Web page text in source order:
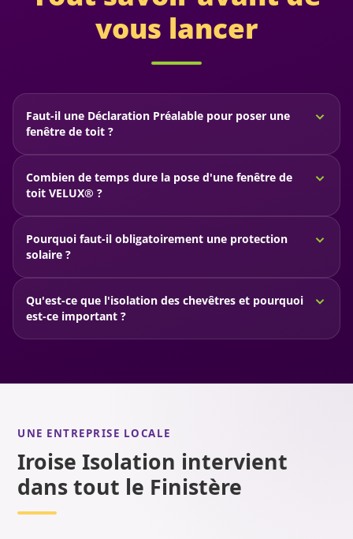
vous lancer
Faut-il une Déclaration Préalable pour poser une
fenêtre de toit ?
d'une fenêtre de toit nécessite une Déclaration
vous.
Combien de temps dure la pose d'une fenêtre de
toit VELUX® ?
une journée complète selon le nombre de fenêtres à
Pourquoi faut-il obligatoirement une protection
solaire ?
confort d'été, limite les surchauffes et permet
Qu'est-ce que l'isolation des chevêtres et pourquoi
est-ce important ?
UNE ENTREPRISE LOCALE
Iroise Isolation intervient
dans tout le Finistère